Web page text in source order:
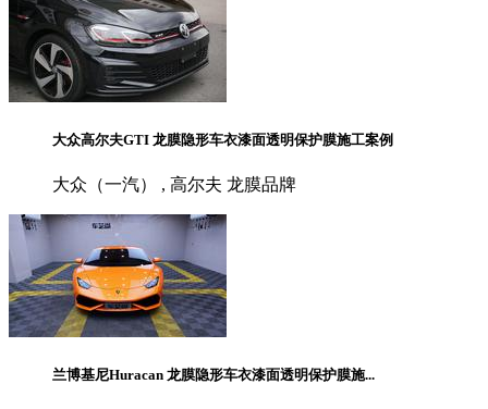
大众高尔夫GTI 龙膜隐形车衣漆面透明保护膜施工案例
大众（一汽） , 高尔夫 龙膜品牌
兰博基尼Huracan 龙膜隐形车衣漆面透明保护膜施...